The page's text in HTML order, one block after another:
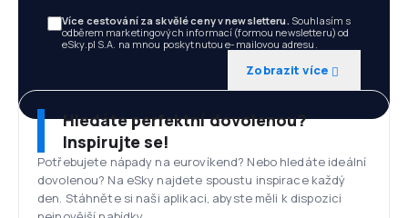
Více cestování za skvělé ceny v newsletteru. Souhlasím s
odběrem marketingových informací (formou newsletteru) od
eSky.pl S.A. na mnou poskytnutou e-mailovou adresu.
Zobrazit více
Hledáte perfektní dovolenou?
Inspirujte se!
Potřebujete nápady na eurovíkend? Nebo hledáte ideální
dovolenou? Na eSky najdete spoustu inspirace každý
den. Stáhněte si naši aplikaci, abyste měli k dispozici